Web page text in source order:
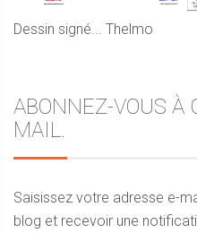
Dessin signé... Thelmo
ABONNEZ-VOUS À
MAIL.
Saisissez votre adresse e-
blog et recevoir une